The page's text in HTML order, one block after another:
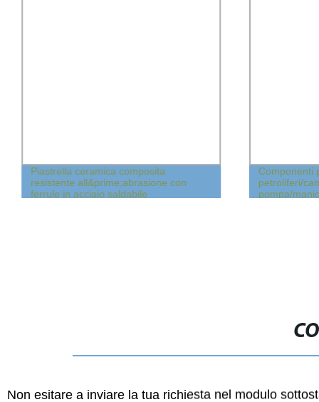
Piastrella ceramica composita
resistente all&prime;abrasione con
ferrule in acciaio saldabile
Componenti
petroliferi/
pompa/
Non esitare a inviare la tua richiesta nel modulo